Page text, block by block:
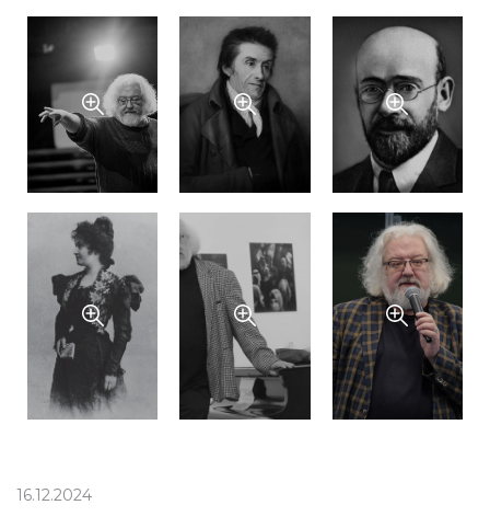
16.12.2024